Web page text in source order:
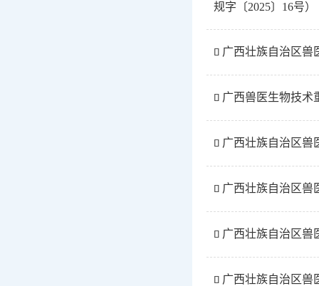
规字〔2025〕16号）
 广西壮族自治区兽
 广西兽医生物技术
 广西壮族自治区兽
 广西壮族自治区兽
 广西壮族自治区兽
 广西壮族自治区兽